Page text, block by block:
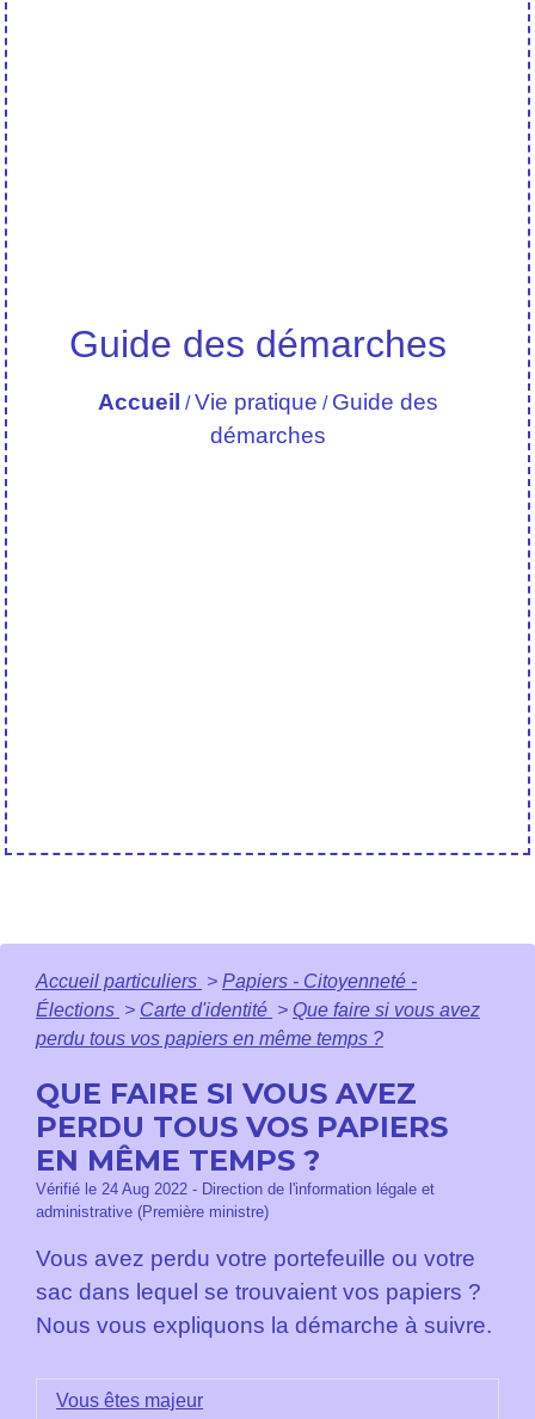
Guide des démarches
Accueil /Vie pratique / Guide des
démarches
Accueil particuliers > Papiers - Citoyenneté -
Élections > Carte d'identité > Que faire si vous avez
perdu tous vos papiers en même temps ?
QUE FAIRE SI VOUS AVEZ
PERDU TOUS VOS PAPIERS
EN MÊME TEMPS ?
Vérifié le 24 Aug 2022 - Direction de l'information légale et
administrative (Première ministre)
Vous avez perdu votre portefeuille ou votre
sac dans lequel se trouvaient vos papiers ?
Nous vous expliquons la démarche à suivre.
Vous êtes majeur